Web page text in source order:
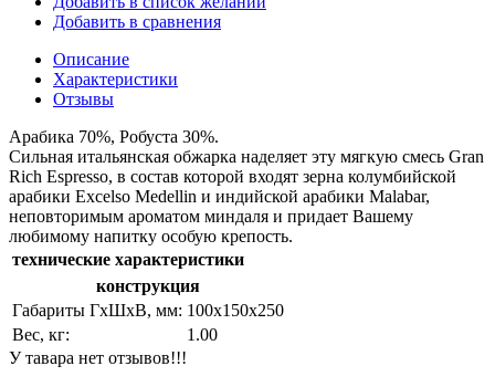
Добавить в сравнения
Описание
Характеристики
Отзывы
Арабика 70%, Робуста 30%.
Сильная итальянская обжарка наделяет эту мягкую смесь Gran
Rich Espresso, в состав которой входят зерна колумбийской
арабики Excelso Medellin и индийской арабики Malabar,
неповторимым ароматом миндаля и придает Вашему
любимому напитку особую крепость.
технические характеристики
конструкция
Габариты ГхШхВ, мм: 100х150х250
Вес, кг:
1.00
У тавара нет отзывов!!!